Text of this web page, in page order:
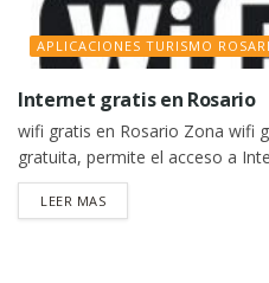
APLICACIONES TURISMO
Internet gratis en Rosario
wifi gratis en Rosario Zona wifi
gratuita, permite el acceso a
LEER MASDETAILS